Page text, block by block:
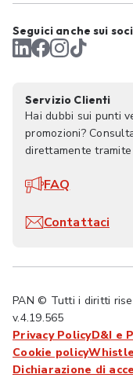
Seguici anche sui
Servizio Clienti
Hai dubbi sui punti
promozioni?
direttamente
FAQ
Contattaci
PAN © Tutti i diritti
v.4.19.565
Privacy PolicyD&I e
Cookie policy
Dichiarazione di